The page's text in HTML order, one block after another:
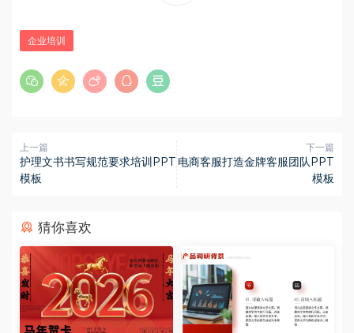
企业培训
上一篇
护理文书书写规范要求培训PPT
模板
下一篇
电商客服打造金牌客服团队PPT
模板
猜你喜欢